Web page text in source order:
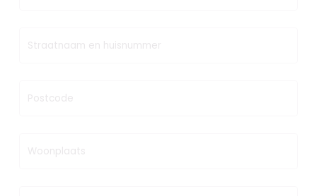
Straatnaam en huisnummer
Postcode
Woonplaats